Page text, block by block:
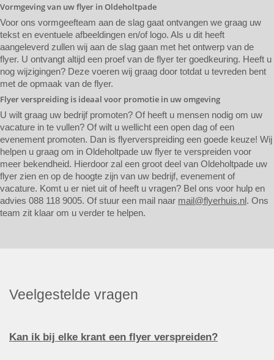
Vormgeving van uw flyer in Oldeholtpade
Voor ons vormgeefteam aan de slag gaat ontvangen we graag uw
tekst en eventuele afbeeldingen en/of logo. Als u dit heeft
aangeleverd zullen wij aan de slag gaan met het ontwerp van de
flyer. U ontvangt altijd een proef van de flyer ter goedkeuring. Heeft u
nog wijzigingen? Deze voeren wij graag door totdat u tevreden bent
met de opmaak van de flyer.
Flyer verspreiding is ideaal voor promotie in uw omgeving
U wilt graag uw bedrijf promoten? Of heeft u mensen nodig om uw
vacature in te vullen? Of wilt u wellicht een open dag of een
evenement promoten. Dan is flyerverspreiding een goede keuze! Wij
helpen u graag om in Oldeholtpade uw flyer te verspreiden voor
meer bekendheid. Hierdoor zal een groot deel van Oldeholtpade uw
flyer zien en op de hoogte zijn van uw bedrijf, evenement of
vacature. Komt u er niet uit of heeft u vragen? Bel ons voor hulp en
advies 088 118 9005. Of stuur een mail naar mail@flyerhuis.nl. Ons
team zit klaar om u verder te helpen.
Veelgestelde vragen
Kan ik bij elke krant een flyer verspreiden?